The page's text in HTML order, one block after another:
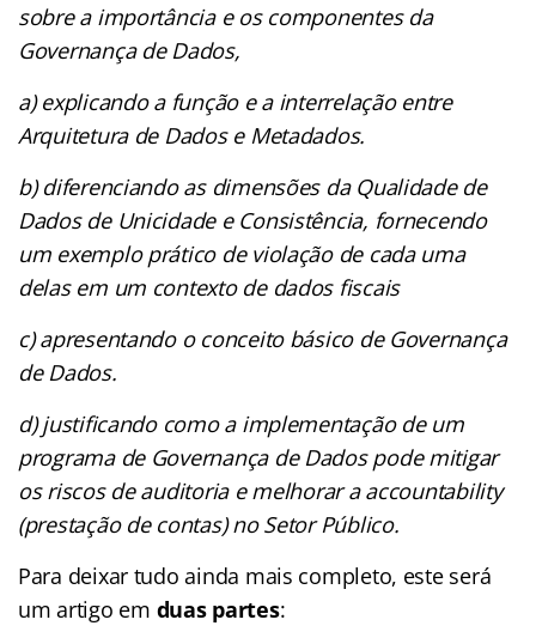
sobre a importância e os componentes da
Governança de Dados,
a) explicando a função e a interrelação entre
Arquitetura de Dados e Metadados.
b) diferenciando as dimensões da Qualidade de
Dados de Unicidade e Consistência, fornecendo
um exemplo prático de violação de cada uma
delas em um contexto de dados fiscais
c) apresentando o conceito básico de Governança
de Dados.
d) justificando como a implementação de um
programa de Governança de Dados pode mitigar
os riscos de auditoria e melhorar a accountability
(prestação de contas) no Setor Público.
Para deixar tudo ainda mais completo, este será
um artigo em duas partes: